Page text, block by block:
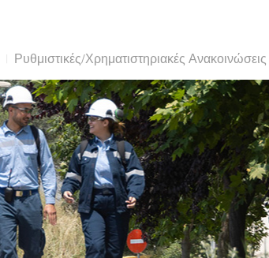
Ρυθμιστικές/Χρηματιστηριακές Ανακοινώσεις